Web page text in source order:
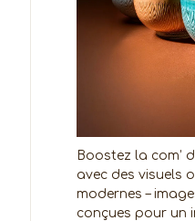
Boostez la com’
avec des visuels
modernes –
conçues pour un